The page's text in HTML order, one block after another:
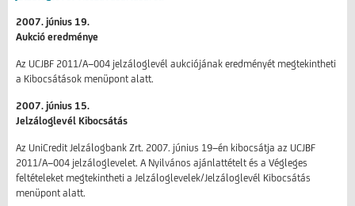
2007. június 19.
Aukció eredménye
Az UCJBF 2011/A−004 jelzáloglevél aukciójának eredményét megtekintheti
a Kibocsátások menüpont alatt.
2007. június 15.
Jelzáloglevél Kibocsátás
Az UniCredit Jelzálogbank Zrt. 2007. június 19−én kibocsátja az UCJBF
2011/A−004 jelzáloglevelet. A Nyilvános ajánlattételt és a Végleges
feltételeket megtekintheti a Jelzáloglevelek/Jelzáloglevél Kibocsátás
menüpont alatt.